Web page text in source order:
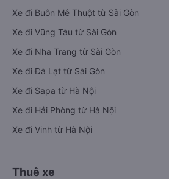
Xe đi Buôn Mê Thuột từ Sài Gòn
Xe đi Vũng Tàu từ Sài Gòn
Xe đi Nha Trang từ Sài Gòn
Xe đi Đà Lạt từ Sài Gòn
Xe đi Sapa từ Hà Nội
Xe đi Hải Phòng từ Hà Nội
Xe đi Vinh từ Hà Nội
Thuê xe